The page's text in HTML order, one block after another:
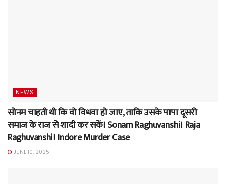
NEWS
सोनम चाहती थी कि वो विधवा हो जाए, ताकि उसके पापा दूसरी
समाज के राज से शादी कर सकें। Sonam Raghuvanshi। Raja
Raghuvanshi। Indore Murder Case
JUNE 10, 2025